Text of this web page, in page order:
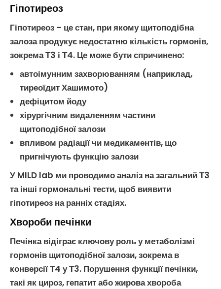
Гіпотиреоз
Гіпотиреоз – це стан, при якомущитоподібна
залозапродукує недостатню кількість гормонів,
зокремаТ3 і Т4. Це може бути спричинено:
автоімунним захворюванням (наприклад,
тиреоїдит Хашимото)
дефіцитом йоду
хірургічним видаленням частини
щитоподібної залози
впливом радіації чи медикаментів, що
пригнічують функцію залози
У MILD lab ми проводимоаналіз на загальний Т3
та інші гормональні тести, щоб виявити
гіпотиреоз на ранніх стадіях.
Хвороби печінки
Печінка відіграє ключову роль у метаболізмі
гормонів щитоподібної залози, зокрема в
конверсіїТ4 уТ3. Порушення функції печінки,
такі як цироз, гепатитабо жирова хвороба